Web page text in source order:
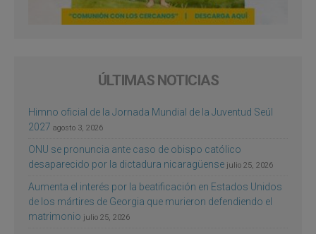
ÚLTIMAS NOTICIAS
Himno oficial de la Jornada Mundial de la Juventud Seúl
2027 agosto 3, 2026
ONU se pronuncia ante caso de obispo católico
desaparecido por la dictadura nicaragüense julio 25, 2026
Aumenta el interés por la beatificación en Estados Unidos
de los mártires de Georgia que murieron defendiendo el
matrimonio julio 25, 2026